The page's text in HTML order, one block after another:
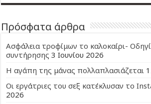
Πρόσφατα άρθρα
Ασφάλεια τροφίμων το καλοκαίρι-
συντήρησης 3 Ιουνίου 2026
Η αγάπη της μάνας πολλαπλασιάζεται
Οι εργάτριες του σεξ κατέκλυσαν το
2026